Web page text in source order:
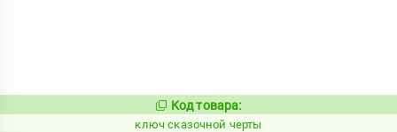
Код:
682995
Код товара:
ключ сказочной черты